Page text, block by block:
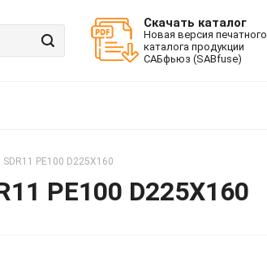
Скачать каталог
Новая версия печатного
каталога продукции
САБфьюз (SABfuse)
PE100 D225X160
PE100 D225X160